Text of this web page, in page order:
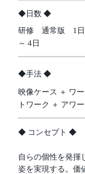
​◆日数 ◆
研修 通常版 1
～ 4日
​◆手法 ◆
映像ケース ＋ ワ
トワーク ＋ アワ
​◆ コンセプト ◆
自らの個性を発揮
姿を実現する。価